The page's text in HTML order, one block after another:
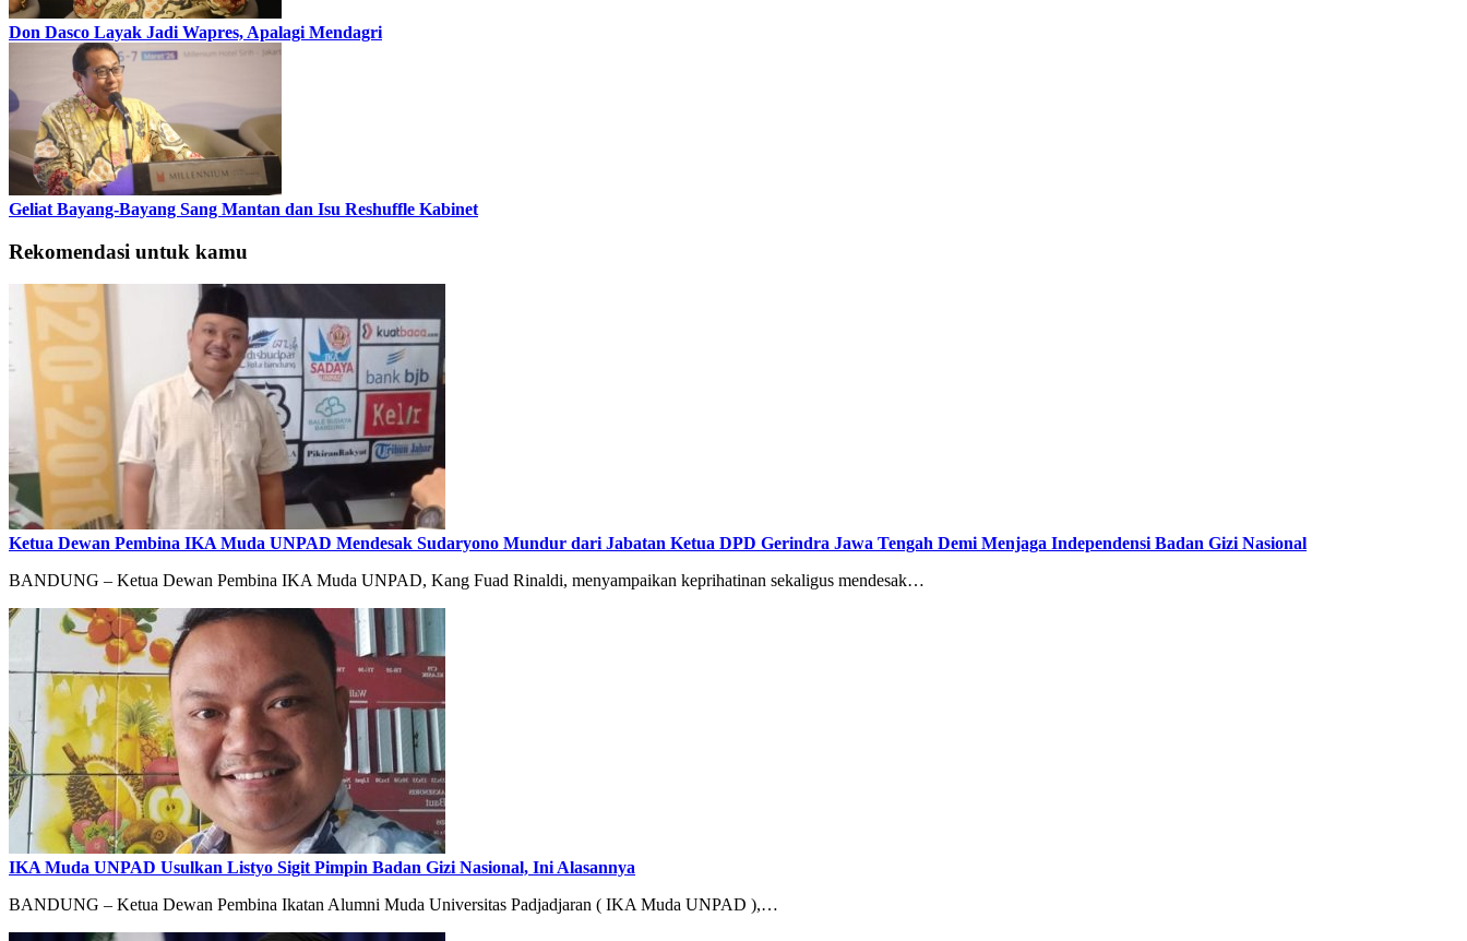
Don Dasco Layak Jadi Wapres, Apalagi Mendagri
Geliat Bayang-Bayang Sang Mantan dan Isu Reshuffle Kabinet
Rekomendasi untuk kamu
Ketua Dewan Pembina IKA Muda UNPAD Mendesak Sudaryono Mundur dari Jabatan Ketua DPD Gerindra Jawa Tengah Demi Menjaga Independensi Badan Gizi Nasional
BANDUNG – Ketua Dewan Pembina IKA Muda UNPAD, Kang Fuad Rinaldi, menyampaikan keprihatinan sekaligus mendesak…
IKA Muda UNPAD Usulkan Listyo Sigit Pimpin Badan Gizi Nasional, Ini Alasannya
BANDUNG – Ketua Dewan Pembina Ikatan Alumni Muda Universitas Padjadjaran ( IKA Muda UNPAD ),…